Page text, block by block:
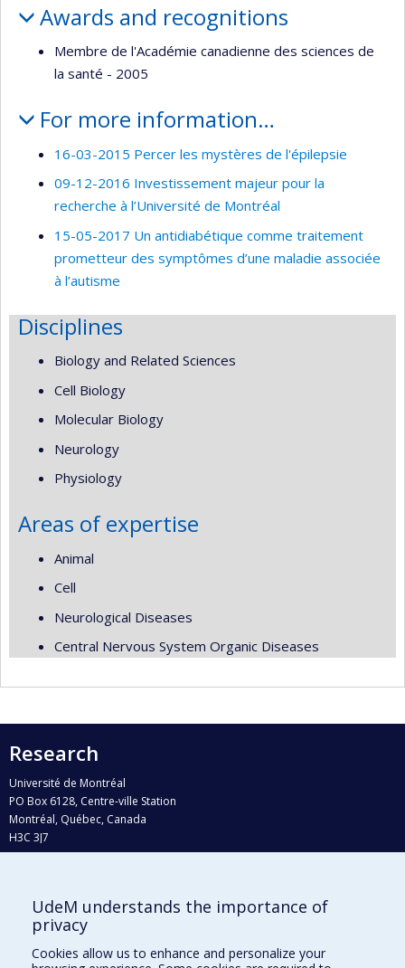
Awards and recognitions
Membre de l'Académie canadienne des sciences de
la santé - 2005
For more information…
16-03-2015 Percer les mystères de l'épilepsie
09-12-2016 Investissement majeur pour la
recherche à l’Université de Montréal
15-05-2017 Un antidiabétique comme traitement
prometteur des symptômes d’une maladie associée
à l’autisme
Disciplines
Biology and Related Sciences
Cell Biology
Molecular Biology
Neurology
Physiology
Areas of expertise
Animal
Cell
Neurological Diseases
Central Nervous System Organic Diseases
Research
Université de Montréal
PO Box 6128, Centre-ville Station
Montréal, Québec, Canada
H3C 3J7
Who does what?
Find us
UdeM understands the importance of
privacy
Cookies allow us to enhance and personalize your